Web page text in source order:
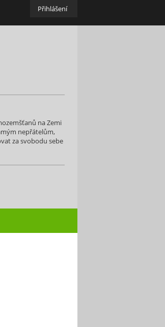
Přihlášení
na Zemi
nepřátelům,
za svobodu sebe